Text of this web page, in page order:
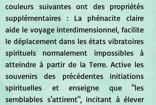
couleurs suivantes ont des propriétés
supplémentaires : La phénacite claire
aide le voyage interdimensionnel, facilite
le déplacement dans les états vibratoires
spirituels normalement impossibles à
atteindre à partir de la Terre. Active les
souvenirs des précédentes initiations
spirituelles et enseigne que "les
semblables s'attirent", incitant à élever